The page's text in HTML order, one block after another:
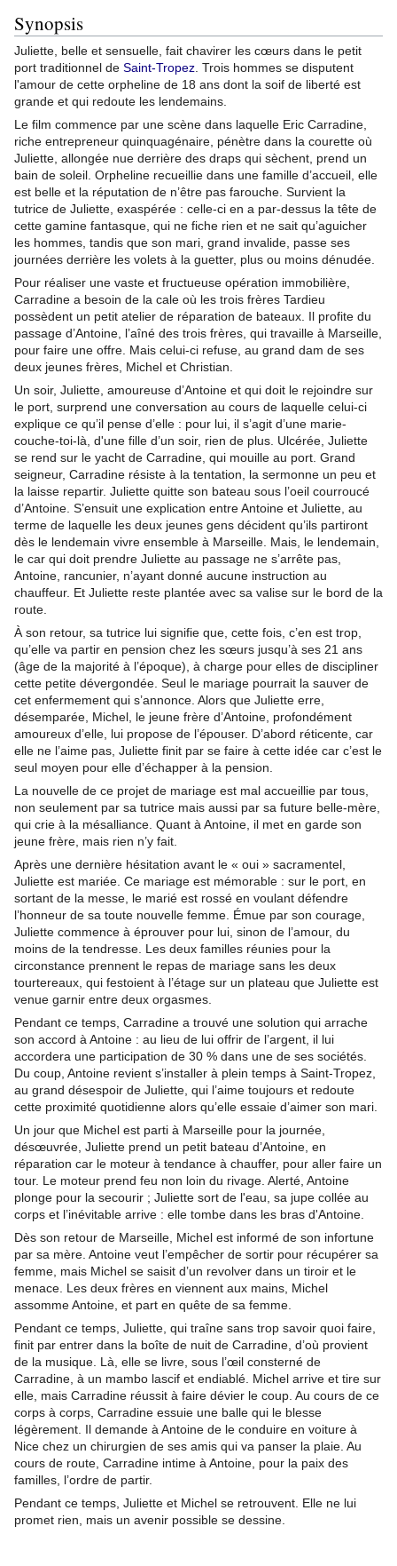
Synopsis
Juliette, belle et sensuelle, fait chavirer les cœurs dans le petit
port traditionnel de Saint-Tropez . Trois hommes se disputent
l'amour de cette orpheline de 18 ans dont la soif de liberté est
grande et qui redoute les lendemains.
Le film commence par une scène dans laquelle Eric Carradine,
riche entrepreneur quinquagénaire, pénètre dans la courette où
Juliette, allongée nue derrière des draps qui sèchent, prend un
bain de soleil. Orpheline recueillie dans une famille d’accueil, elle
est belle et la réputation de n’être pas farouche. Survient la
tutrice de Juliette, exaspérée : celle-ci en a par-dessus la tête de
cette gamine fantasque, qui ne fiche rien et ne sait qu’aguicher
les hommes, tandis que son mari, grand invalide, passe ses
journées derrière les volets à la guetter, plus ou moins dénudée.
Pour réaliser une vaste et fructueuse opération immobilière,
Carradine a besoin de la cale où les trois frères Tardieu
possèdent un petit atelier de réparation de bateaux. Il profite du
passage d’Antoine, l’aîné des trois frères, qui travaille à Marseille,
pour faire une offre. Mais celui-ci refuse, au grand dam de ses
deux jeunes frères, Michel et Christian.
Un soir, Juliette, amoureuse d’Antoine et qui doit le rejoindre sur
le port, surprend une conversation au cours de laquelle celui-ci
explique ce qu’il pense d’elle : pour lui, il s’agit d’une marie-
couche-toi-là, d'une fille d’un soir, rien de plus. Ulcérée, Juliette
se rend sur le yacht de Carradine, qui mouille au port. Grand
seigneur, Carradine résiste à la tentation, la sermonne un peu et
la laisse repartir. Juliette quitte son bateau sous l’oeil courroucé
d’Antoine. S’ensuit une explication entre Antoine et Juliette, au
terme de laquelle les deux jeunes gens décident qu’ils partiront
dès le lendemain vivre ensemble à Marseille. Mais, le lendemain,
le car qui doit prendre Juliette au passage ne s’arrête pas,
Antoine, rancunier, n’ayant donné aucune instruction au
chauffeur. Et Juliette reste plantée avec sa valise sur le bord de la
route.
À son retour, sa tutrice lui signifie que, cette fois, c’en est trop,
qu’elle va partir en pension chez les sœurs jusqu’à ses 21 ans
(âge de la majorité à l’époque), à charge pour elles de discipliner
cette petite dévergondée. Seul le mariage pourrait la sauver de
cet enfermement qui s’annonce. Alors que Juliette erre,
désemparée, Michel, le jeune frère d’Antoine, profondément
amoureux d’elle, lui propose de l’épouser. D’abord réticente, car
elle ne l’aime pas, Juliette finit par se faire à cette idée car c’est le
seul moyen pour elle d’échapper à la pension.
La nouvelle de ce projet de mariage est mal accueillie par tous,
non seulement par sa tutrice mais aussi par sa future belle-mère,
qui crie à la mésalliance. Quant à Antoine, il met en garde son
jeune frère, mais rien n’y fait.
Après une dernière hésitation avant le « oui » sacramentel,
Juliette est mariée. Ce mariage est mémorable : sur le port, en
sortant de la messe, le marié est rossé en voulant défendre
l’honneur de sa toute nouvelle femme. Émue par son courage,
Juliette commence à éprouver pour lui, sinon de l’amour, du
moins de la tendresse. Les deux familles réunies pour la
circonstance prennent le repas de mariage sans les deux
tourtereaux, qui festoient à l’étage sur un plateau que Juliette est
venue garnir entre deux orgasmes.
Pendant ce temps, Carradine a trouvé une solution qui arrache
son accord à Antoine : au lieu de lui offrir de l’argent, il lui
accordera une participation de 30 % dans une de ses sociétés.
Du coup, Antoine revient s’installer à plein temps à Saint-Tropez,
au grand désespoir de Juliette, qui l’aime toujours et redoute
cette proximité quotidienne alors qu’elle essaie d’aimer son mari.
Un jour que Michel est parti à Marseille pour la journée,
désœuvrée, Juliette prend un petit bateau d’Antoine, en
réparation car le moteur à tendance à chauffer, pour aller faire un
tour. Le moteur prend feu non loin du rivage. Alerté, Antoine
plonge pour la secourir ; Juliette sort de l'eau, sa jupe collée au
corps et l’inévitable arrive : elle tombe dans les bras d'Antoine.
Dès son retour de Marseille, Michel est informé de son infortune
par sa mère. Antoine veut l’empêcher de sortir pour récupérer sa
femme, mais Michel se saisit d’un revolver dans un tiroir et le
menace. Les deux frères en viennent aux mains, Michel
assomme Antoine, et part en quête de sa femme.
Pendant ce temps, Juliette, qui traîne sans trop savoir quoi faire,
finit par entrer dans la boîte de nuit de Carradine, d’où provient
de la musique. Là, elle se livre, sous l’œil consterné de
Carradine, à un mambo lascif et endiablé. Michel arrive et tire sur
elle, mais Carradine réussit à faire dévier le coup. Au cours de ce
corps à corps, Carradine essuie une balle qui le blesse
légèrement. Il demande à Antoine de le conduire en voiture à
Nice chez un chirurgien de ses amis qui va panser la plaie. Au
cours de route, Carradine intime à Antoine, pour la paix des
familles, l’ordre de partir.
Pendant ce temps, Juliette et Michel se retrouvent. Elle ne lui
promet rien, mais un avenir possible se dessine.